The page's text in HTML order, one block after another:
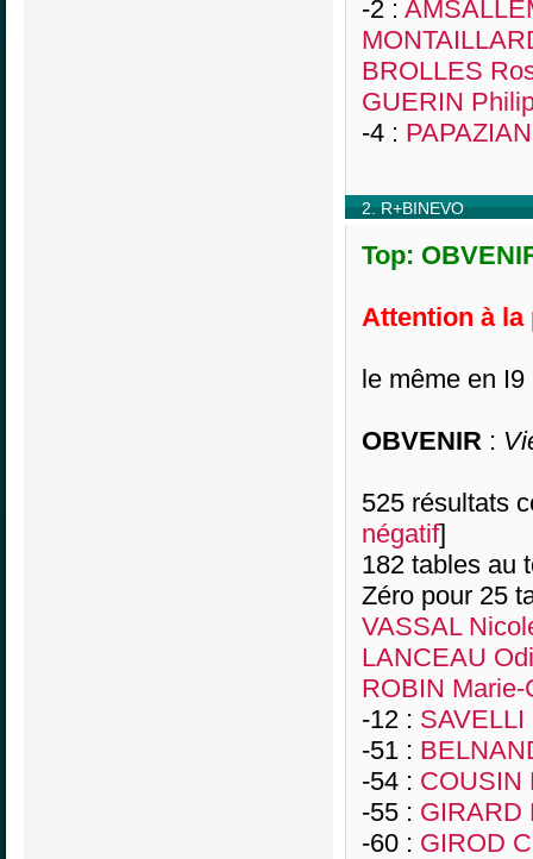
-2 :
BROLLES
GUERIN
-4 :
2. R+BINEVO
Top:
Attention à la
le même en
OBVENIR :
525 résultats
négatif]
182 tables au
Zéro pour 25
VASSAL
LANCEAU
ROBIN Marie-
-12 : SAVELLI
-51 :
-54 : COUSIN
-55 : GIRARD
-60 : GIROD